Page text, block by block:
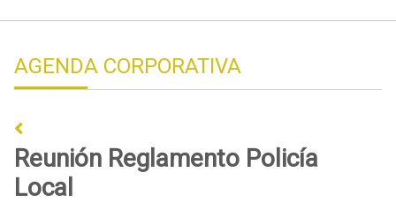
AGENDA CORPORATIVA
Reunión Reglamento Policía
Local